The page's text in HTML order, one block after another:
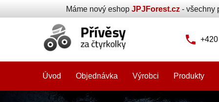
Máme nový eshop JPJForest.cz- všechny
Úvod Objednávka Výrobci Produkty